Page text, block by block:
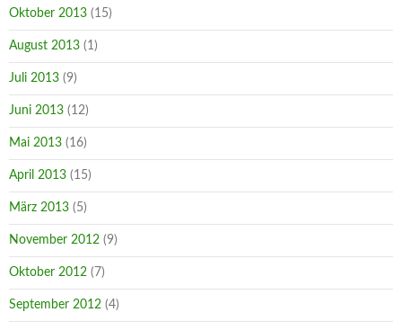
Oktober 2013 (15)
August 2013 (1)
Juli 2013 (9)
Juni 2013 (12)
Mai 2013 (16)
April 2013 (15)
März 2013 (5)
November 2012 (9)
Oktober 2012 (7)
September 2012 (4)